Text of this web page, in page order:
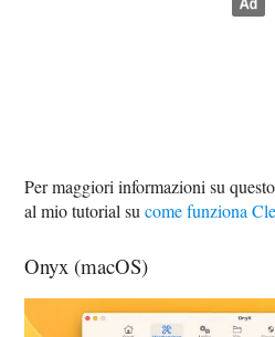
Per maggiori informazioni su
al mio tutorial sucome funziona
Onyx (macOS)